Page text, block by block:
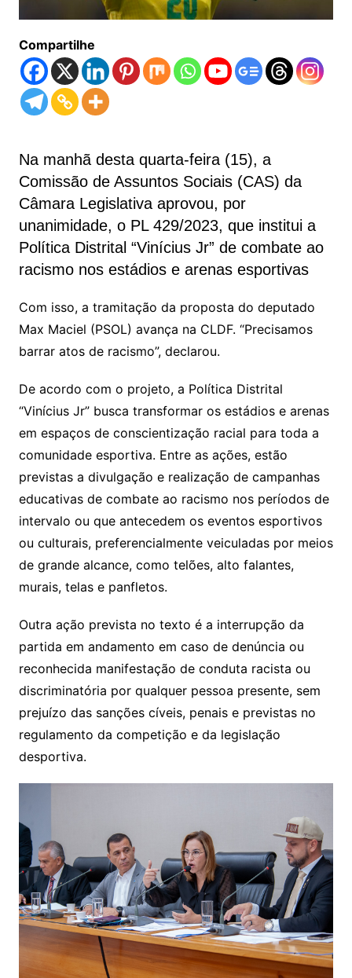
Compartilhe
Na manhã desta quarta-feira (15), a
Comissão de Assuntos Sociais (CAS) da
Câmara Legislativa aprovou, por
unanimidade, o PL 429/2023, que institui a
Política Distrital “Vinícius Jr” de combate ao
racismo nos estádios e arenas esportivas
Com isso, a tramitação da proposta do deputado
Max Maciel (PSOL) avança na CLDF. “Precisamos
barrar atos de racismo”, declarou.
De acordo com o projeto, a Política Distrital
“Vinícius Jr” busca transformar os estádios e arenas
em espaços de conscientização racial para toda a
comunidade esportiva. Entre as ações, estão
previstas a divulgação e realização de campanhas
educativas de combate ao racismo nos períodos de
intervalo ou que antecedem os eventos esportivos
ou culturais, preferencialmente veiculadas por meios
de grande alcance, como telões, alto falantes,
murais, telas e panfletos.
Outra ação prevista no texto é a interrupção da
partida em andamento em caso de denúncia ou
reconhecida manifestação de conduta racista ou
discriminatória por qualquer pessoa presente, sem
prejuízo das sanções cíveis, penais e previstas no
regulamento da competição e da legislação
desportiva.